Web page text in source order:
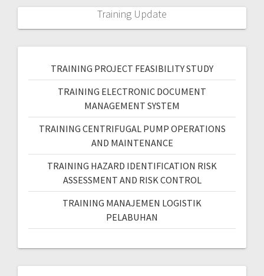
Training Update
TRAINING PROJECT FEASIBILITY STUDY
TRAINING ELECTRONIC DOCUMENT
MANAGEMENT SYSTEM
TRAINING CENTRIFUGAL PUMP OPERATIONS
AND MAINTENANCE
TRAINING HAZARD IDENTIFICATION RISK
ASSESSMENT AND RISK CONTROL
TRAINING MANAJEMEN LOGISTIK
PELABUHAN